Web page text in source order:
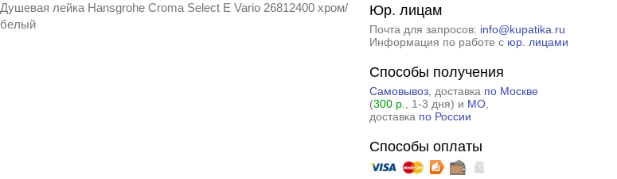
Душевая лейка Hansgrohe Croma Select E Vario 26812400 хром/
белый
Юр. лицам
Почта для запросов: info@kupatika.ru
Информация по работе с юр. лицами
Способы получения
Самовывоз, доставка по Москве
(300 р. , 1-3 дня) и МО,
доставка по России
Способы оплаты